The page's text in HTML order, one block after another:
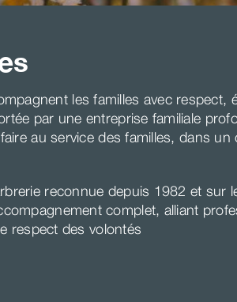
les familles avec respect,
par une entreprise familiale
au service des familles, dans un
reconnue depuis 1982 et sur
complet, alliant
respect des volontés